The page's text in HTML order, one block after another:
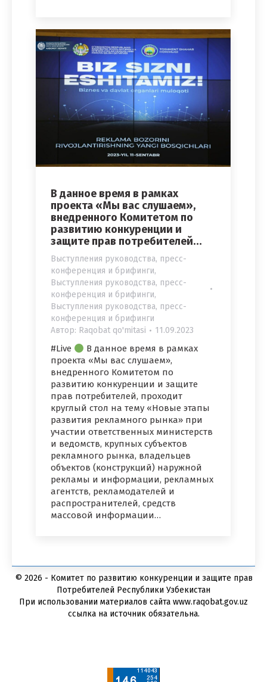
В данное время в рамках
проекта «Мы вас слушаем»,
внедренного Комитетом по
развитию конкуренции и
защите прав потребителей…
Выступления руководства, пресс-
конференция и брифинги,
Выступления руководства, пресс-
конференция и брифинги,
Выступления руководства, пресс-
конференция и брифинги
Автор: Raqobat qo'mitasi 11.09.2023
#Live
В данное время в рамках
проекта «Мы вас слушаем»,
внедренного Комитетом по
развитию конкуренции и защите
прав потребителей, проходит
круглый стол на тему «Новые этапы
развития рекламного рынка» при
участии ответственных министерств
и ведомств, крупных субъектов
рекламного рынка, владельцев
объектов (конструкций) наружной
рекламы и информации, рекламных
агентств, рекламодателей и
распространителей, средств
массовой информации…
© 2026 - Комитет по развитию конкуренции и защите прав
Потребителей Республики Узбекистан
При использовании материалов сайта www.raqobat.gov.uz
ссылка на источник обязательна.